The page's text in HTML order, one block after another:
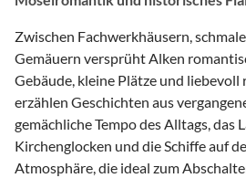
Zwischen Fachwerkhäusern,
Gemäuern versprüht Alken
Gebäude, kleine Plätze und
erzählen Geschichten aus
gemächliche Tempo des Alltags, das
Kirchenglocken und die Schiffe auf
Atmosphäre, die ideal zum